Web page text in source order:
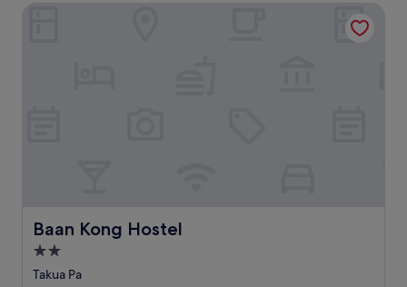
Baan Kong Hostel
Baan Kong Hostel
2.0-
Sterne-
Takua Pa